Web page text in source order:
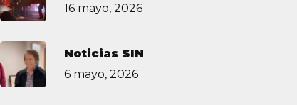
16 mayo, 2026
Noticias SIN
6 mayo, 2026